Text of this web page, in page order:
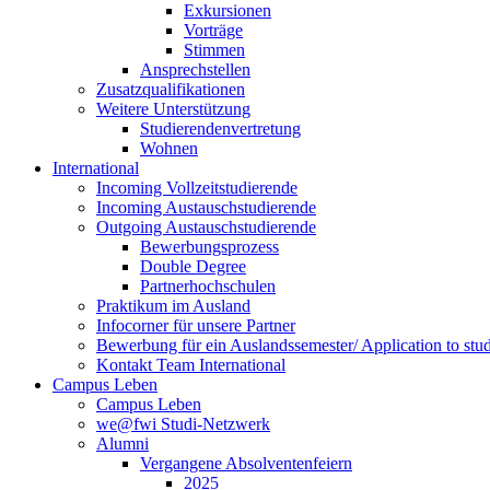
Exkursionen
Vorträge
Stimmen
Ansprechstellen
Zusatzqualifikationen
Weitere Unterstützung
Studierendenvertretung
Wohnen
International
Incoming Vollzeitstudierende
Incoming Austauschstudierende
Outgoing Austauschstudierende
Bewerbungsprozess
Double Degree
Partnerhochschulen
Praktikum im Ausland
Infocorner für unsere Partner
Bewerbung für ein Auslandssemester/ Application to
Kontakt Team International
Campus Leben
Campus Leben
we@fwi Studi-Netzwerk
Alumni
Vergangene Absolventenfeiern
2025